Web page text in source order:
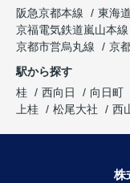
阪急京都本線
東海
京福電気鉄道嵐山本線
京都市営烏丸線
京
駅から探す
桂
西向日 向日町
上桂
松尾大社 西
株